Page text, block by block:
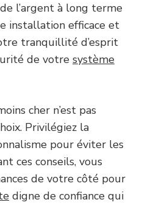
l’argent à long terme
installation efficace et
tranquillité d’esprit
de votre système
cher n’est pas
Privilégiez la
pour éviter les
ces conseils, vous
de votre côté pour
digne de confiance qui